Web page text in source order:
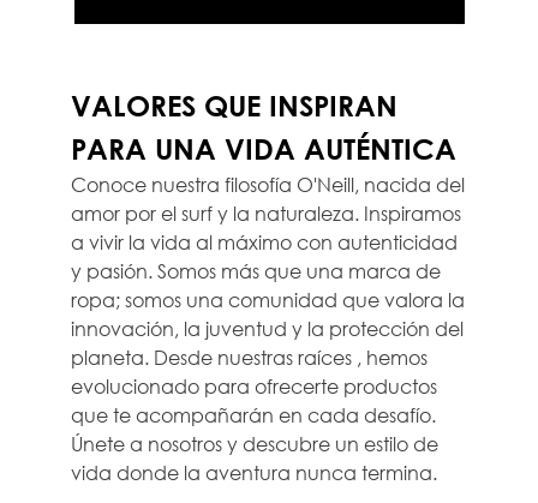
VALORES QUE INSPIRAN
PARA UNA VIDA AUTÉNTICA
Conoce nuestra filosofía O'Neill, nacida del
amor por el surf y la naturaleza. Inspiramos
a vivir la vida al máximo con autenticidad
y pasión. Somos más que una marca de
ropa; somos una comunidad que valora la
innovación, la juventud y la protección del
planeta. Desde nuestras raíces , hemos
evolucionado para ofrecerte productos
que te acompañarán en cada desafío.
Únete a nosotros y descubre un estilo de
vida donde la aventura nunca termina.